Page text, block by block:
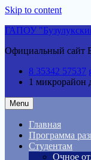
Skip to content
ГАПОУ
Официальный сайт
8 35342 57537
1 микрорайон
Menu
Главная
Программа
Студентам
Очное